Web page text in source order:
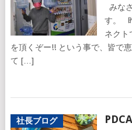
みな
す。
ネクト
を頂くぞー!! という事で、皆で
て […]
社長ブログ